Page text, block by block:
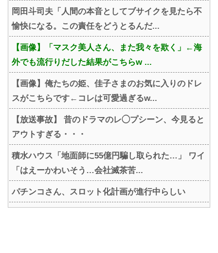
岡田斗司夫「人間の本音としてブサイクを見たら不
愉快になる。この責任をどうとるんだ...
【画像】「マスク美人さん、また我々を欺く」←海
外でも流行りだした結果がこちらw ...
【画像】俺たちの姫、佳子さまのお気に入りのドレ
スがこちらです←コレは可愛過ぎるw...
【放送事故】 昔のドラマのレ◯プシーン、今見ると
アウトすぎる・・・
積水ハウス「地面師に55億円騙し取られた…」 ワイ
「はえーかわいそう…会社滅茶苦...
パチンコさん、スロット化計画が進行中らしい